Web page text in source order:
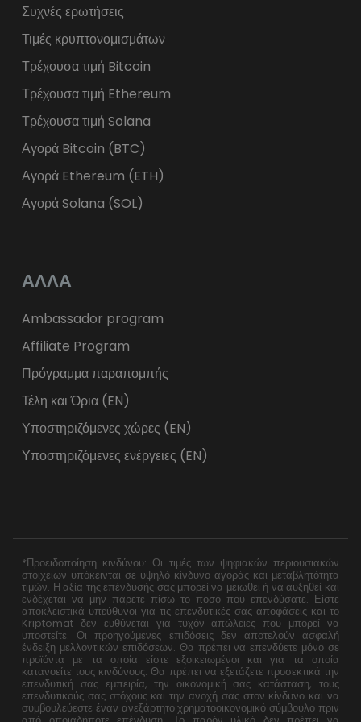
Συχνές ερωτήσεις
Τιμές κρυπτονομισμάτων
Τρέχουσα τιμή Bitcoin
Τρέχουσα τιμή Ethereum
Τρέχουσα τιμή Solana
Αγορά Bitcoin (BTC)
Αγορά Ethereum (ETH)
Αγορά Solana (SOL)
ΑΛΛΑ
Ambassador program
Affiliate Program
Πρόγραμμα παραπομπής
Τέλη και Όρια (EN)
Υποστηριζόμενες χώρες (EN)
Υποστηριζόμενες ενέργειες (EN)
*Προειδοποίηση κινδύνου: Οι τιμές των ψηφιακών περιουσιακών
στοιχείων υπόκεινται σε υψηλό κίνδυνο αγοράς και μεταβλητότητα
τιμών. Η αξία της επένδυσής σας μπορεί να μειωθεί ή να αυξηθεί και
ενδέχεται να μην πάρετε πίσω το ποσό που επενδύσατε. Είστε
αποκλειστικά υπεύθυνοι για τις επενδυτικές σας αποφάσεις και το
Kriptomat δεν ευθύνεται για τυχόν απώλειες που μπορεί να
υποστείτε. Οι προηγούμενες επιδόσεις δεν αποτελούν ασφαλή
ένδειξη μελλοντικών επιδόσεων. Θα πρέπει να επενδύετε μόνο σε
προϊόντα με τα οποία είστε εξοικειωμένοι και για τα οποία
κατανοείτε τους κινδύνους. Θα πρέπει να εξετάζετε προσεκτικά την
επενδυτική σας εμπειρία, την οικονομική σας κατάσταση, τους
επενδυτικούς σας στόχους και την ανοχή σας στον κίνδυνο και να
συμβουλεύεστε έναν ανεξάρτητο χρηματοοικονομικό σύμβουλο πριν